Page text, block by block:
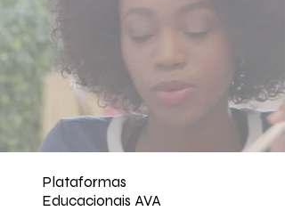
Plataformas
Educacionais AVA